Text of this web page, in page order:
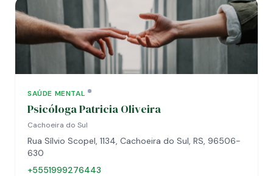
SAÚDE MENTAL
Psicóloga Patricia Oliveira
Cachoeira do Sul
Rua Sílvio Scopel, 1134, Cachoeira do Sul, RS, 96506-
630
+5551999276443